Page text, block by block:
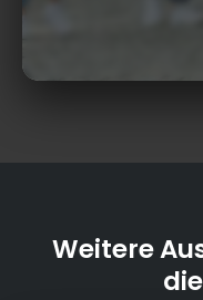
Weitere